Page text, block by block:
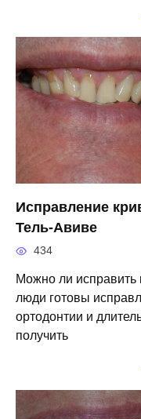
Исправление
Тель-Авиве
434
Можно ли
люди готовы
ортодонтии и
получить